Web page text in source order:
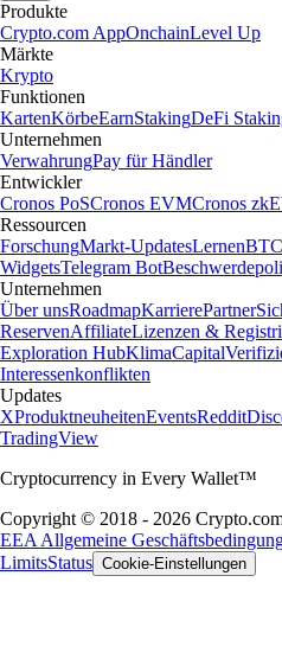
Produkte
Crypto.com AppOnchainLevel Up
Märkte
Krypto
Funktionen
KartenKörbeEarnStakingDeFi
Unternehmen
VerwahrungPay für Händler
Entwickler
Cronos PoSCronos EVMCronos
Ressourcen
ForschungMarkt-UpdatesLernen
WidgetsTelegram Bot
Unternehmen
Über unsRoadmapKarrierePartner
ReservenAffiliateLizenzen &
Exploration HubKlimaCapital
Interessenkonflikten
Updates
XProduktneuheitenEventsReddit
TradingView
Cryptocurrency in Every Wallet™
Copyright © 2018 - 2026
EEA Allgemeine
LimitsStatus Cookie-Einstellungen